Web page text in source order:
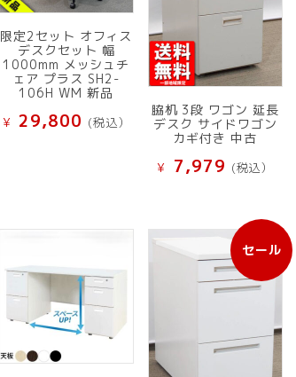
限定2セット オフィス
デスクセット 幅
1000mm メッシュチ
ェア プラス SH2-
106H WM 新品
¥ 29,800 (税込）
脇机 3段 ワゴン 延長
デスク サイドワゴン
カギ付き 中古
¥ 7,979 (税込）
セール
販
売
中
品